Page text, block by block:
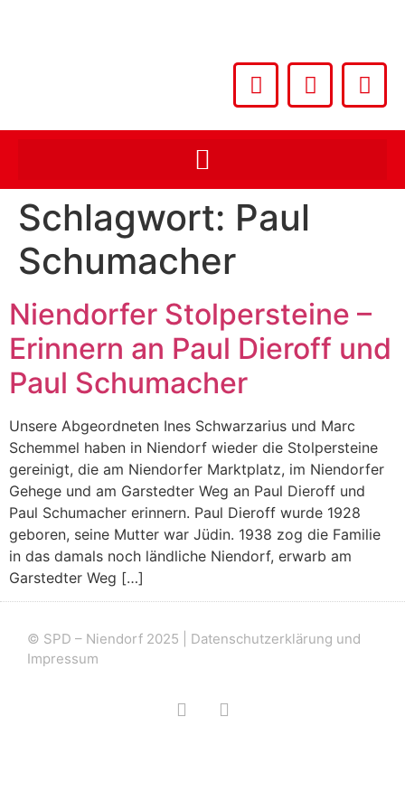
Schlagwort: Paul
Schumacher
Niendorfer Stolpersteine –
Erinnern an Paul Dieroff und
Paul Schumacher
Unsere Abgeordneten Ines Schwarzarius und Marc
Schemmel haben in Niendorf wieder die Stolpersteine
gereinigt, die am Niendorfer Marktplatz, im Niendorfer
Gehege und am Garstedter Weg an Paul Dieroff und
Paul Schumacher erinnern. Paul Dieroff wurde 1928
geboren, seine Mutter war Jüdin. 1938 zog die Familie
in das damals noch ländliche Niendorf, erwarb am
Garstedter Weg […]
© SPD – Niendorf 2025 | Datenschutzerklärung und
Impressum